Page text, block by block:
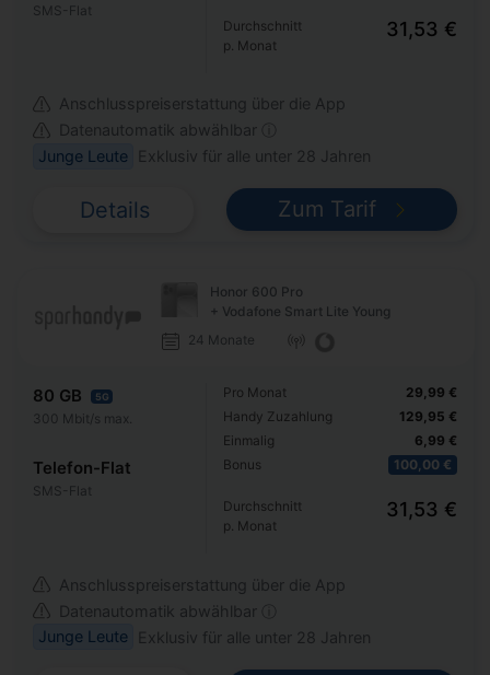
SMS-Flat
Durchschnitt
p. Monat
31,53 €
Anschlusspreiserstattung über die App
Datenautomatik abwählbar ⓘ
Junge Leute
Exklusiv für alle unter 28 Jahren
Details Zum Tarif
Honor 600 Pro
+ Vodafone Smart Lite Young
24 Monate
80 GB 5G
300 Mbit/s max.
Telefon-Flat
SMS-Flat
Pro Monat
Handy Zuzahlung
Einmalig
Bonus
29,99 €
129,95 €
6,99 €
100,00 €
Durchschnitt
p. Monat
31,53 €
Anschlusspreiserstattung über die App
Datenautomatik abwählbar ⓘ
Junge Leute
Exklusiv für alle unter 28 Jahren